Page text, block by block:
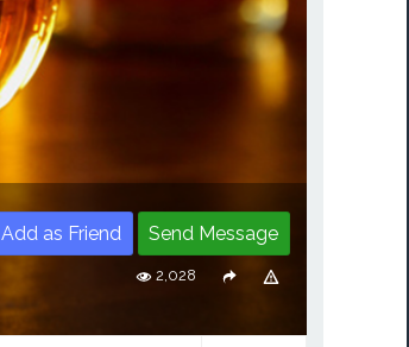
Add as Friend Send Message
2,028